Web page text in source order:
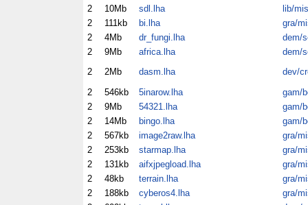
2
10Mb sdl.lha
lib/mis
2
111kb bi.lha
gra/
2
4Mb dr_fungi.lha
dem/
2
9Mb africa.lha
dem/
2
2Mb dasm.lha
dev/
2
546kb 5inarow.lha
gam/
2
9Mb 54321.lha
gam/
2
14Mb bingo.lha
gam/
2
567kb image2raw.lha
gra/
2
253kb starmap.lha
gra/
2
131kb aifxjpegload.lha
gra/
2
48kb terrain.lha
gra/
2
188kb cyberos4.lha
gra/